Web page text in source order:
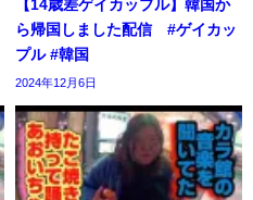
【14歳差ゲイカップル】韓国か
ら帰国しました配信 #ゲイカッ
プル #韓国
2024年12月6日